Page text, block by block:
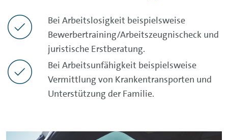
Bei Arbeitslosigkeit beispielsweise
Bewerbertraining/Arbeitszeugnischeck und
juristische Erstberatung.
Bei Arbeitsunfähigkeit beispielsweise
Vermittlung von Krankentransporten und
Unterstützung der Familie.